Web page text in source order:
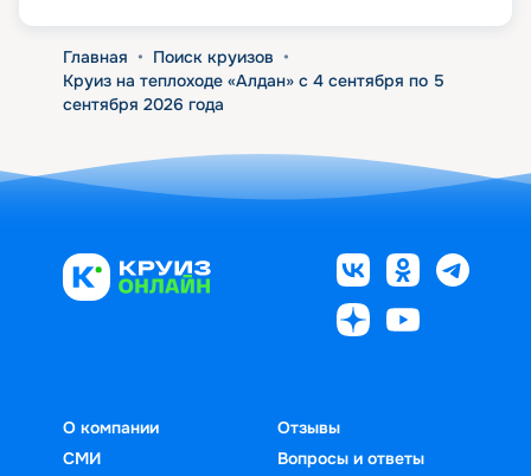
Главная • Поиск круизов •
Круиз на теплоходе «Алдан» с 4 сентября по 5
сентября 2026 года
О компании
СМИ
Отзывы
Вопросы и ответы